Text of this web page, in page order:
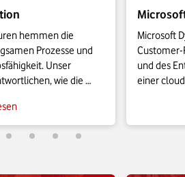
hemmen die
Prozesse und
Unser
wie die
Prozesse
Microsoft
Customer-
und des
einer